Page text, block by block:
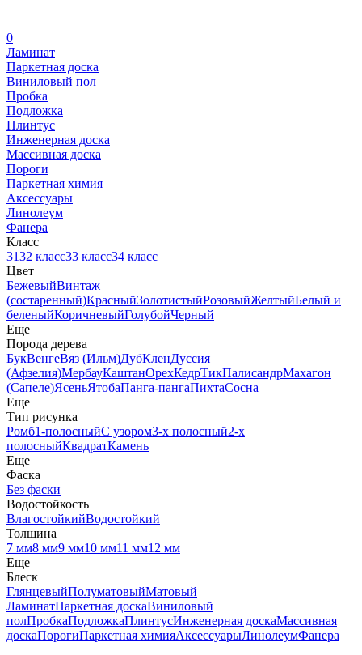
0
Ламинат
Паркетная доска
Виниловый пол
Пробка
Подложка
Плинтус
Инженерная доска
Массивная доска
Пороги
Паркетная химия
Аксессуары
Линолеум
Фанера
Класс
3132 класс33 класс34 класс
Цвет
БежевыйВинтаж
(состаренный)КрасныйЗолотистыйРозовыйЖелтыйБелый и
беленыйКоричневыйГолубойЧерный
Еще
Порода дерева
БукВенгеВяз (Ильм)ДубКленДуссия
(Афзелия)МербауКаштанОрехКедрТикПалисандрМахагон
(Сапеле)ЯсеньЯтобаПанга-пангаПихтаСосна
Еще
Тип рисунка
Ромб1-полосныйС узором3-х полосный2-х
полосныйКвадратКамень
Еще
Фаска
Без фаски
Водостойкость
ВлагостойкийВодостойкий
Толщина
7 мм8 мм9 мм10 мм11 мм12 мм
Еще
Блеск
ГлянцевыйПолуматовыйМатовый
ЛаминатПаркетная доскаВиниловый
полПробкаПодложкаПлинтусИнженерная доскаМассивная
доскаПорогиПаркетная химияАксессуарыЛинолеумФанера